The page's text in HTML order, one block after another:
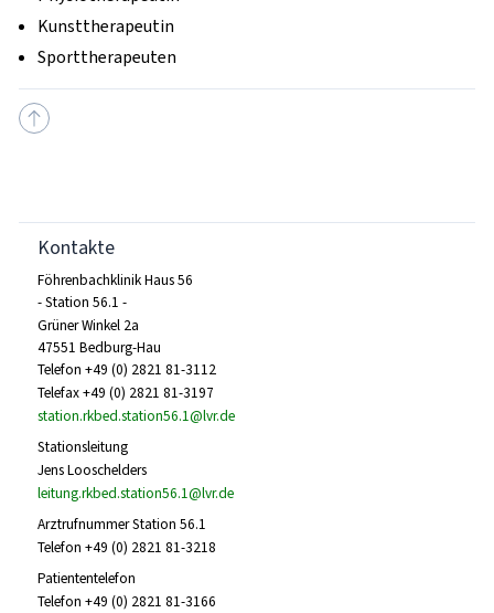
Kunsttherapeutin
Sporttherapeuten
Kontakte
Föhrenbachklinik Haus 56
- Station 56.1 -
Grüner Winkel 2a
47551 Bedburg-Hau
Telefon +49 (0) 2821 81-3112
Telefax +49 (0) 2821 81-3197
station.rkbed.station56.1@lvr.de
Stationsleitung
Jens Looschelders
leitung.rkbed.station56.1@lvr.de
Arztrufnummer Station 56.1
Telefon +49 (0) 2821 81-3218
Patiententelefon
Telefon +49 (0) 2821 81-3166